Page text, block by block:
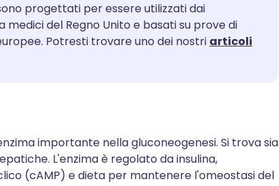
Svenska
progettati per essere utilizzati dai
del Regno Unito e basati su prove di
Potresti trovare uno dei nostri articoli
importante nella gluconeogenesi. Si trova sia
L'enzima è regolato da insulina,
(cAMP) e dieta per mantenere l'omeostasi del